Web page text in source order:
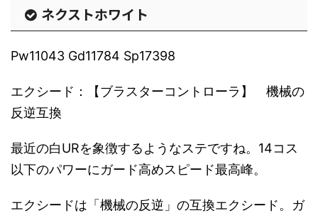
ネクストホワイト
Pw11043 Gd11784 Sp17398
エクシード：【ブラスターコントローラ】 機械の
反逆互換
最近の白URを象徴するようなステですね。14コス
以下のパワーにガード高めスピード最高峰。
エクシードは「機械の反逆」の互換エクシード。ガ